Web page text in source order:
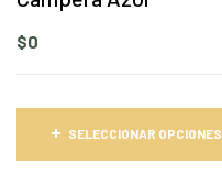
$0
SELECCIONAR OPCIONES